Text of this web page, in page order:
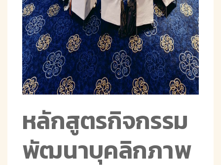
หลักสูตรกิจกรรม
พัฒนาบุคลิกภาพ